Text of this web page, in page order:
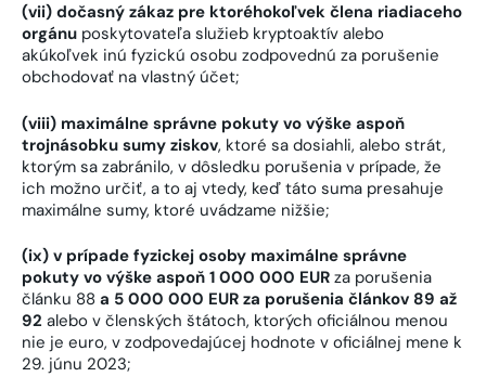
(vii) dočasný zákaz pre ktoréhokoľvek člena riadiaceho
orgánu poskytovateľa služieb kryptoaktív alebo
akúkoľvek inú fyzickú osobu zodpovednú za porušenie
obchodovať na vlastný účet;
(viii) maximálne správne pokuty vo výške aspoň
trojnásobku sumy ziskov, ktoré sa dosiahli, alebo strát,
ktorým sa zabránilo, v dôsledku porušenia v prípade, že
ich možno určiť, a to aj vtedy, keď táto suma presahuje
maximálne sumy, ktoré uvádzame nižšie;
(ix) v prípade fyzickej osoby maximálne správne
pokuty vo výške aspoň 1 000 000 EUR za porušenia
článku 88 a 5 000 000 EUR za porušenia článkov 89 až
92 alebo v členských štátoch, ktorých oficiálnou menou
nie je euro, v zodpovedajúcej hodnote v oficiálnej mene k
29. júnu 2023;